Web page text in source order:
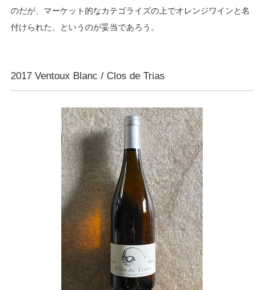
のだが、マーケット的なカテゴライズの上でオレンジワインと名
付けられた、というのが妥当であろう。
2017 Ventoux Blanc / Clos de Trias